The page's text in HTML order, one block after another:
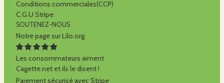
Conditions commerciales(CCP)
C.G.U Stripe
SOUTENEZ-NOUS
Notre page sur Lilo.org
Les consommateurs aiment
Cagette.net et ils le disent !
Paiement sécurisé avec Stripe